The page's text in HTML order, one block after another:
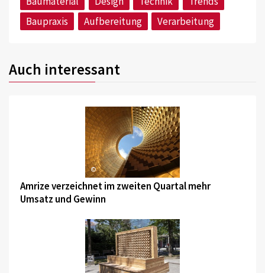
Baupraxis
Aufbereitung Verarbeitung
Auch interessant
©
Amrize verzeichnet im zweiten Quartal mehr
Umsatz und Gewinn